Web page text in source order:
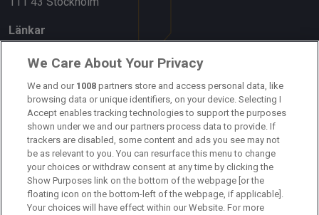
Länkar
Om oss
Kontakta oss
Kundtjänst
Sponsor: Rekatochklart
Annonsera på Fotbolldirekt
Redaktionell policy
We Care About Your Privacy
We and our 1008 partners store and access personal data, like
browsing data or unique identifiers, on your device. Selecting I
Accept enables tracking technologies to support the purposes
shown under we and our partners process data to provide. If
trackers are disabled, some content and ads you see may not
be as relevant to you. You can resurface this menu to change
your choices or withdraw consent at any time by clicking the
Show Purposes link on the bottom of the webpage [or the
floating icon on the bottom-left of the webpage, if applicable].
Your choices will have effect within our Website. For more